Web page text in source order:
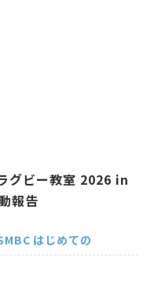
グビー教室 2026 in
報告
はじめての